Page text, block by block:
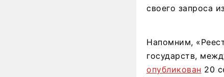
своего запроса
Напомним,
государств,
опубликован 20